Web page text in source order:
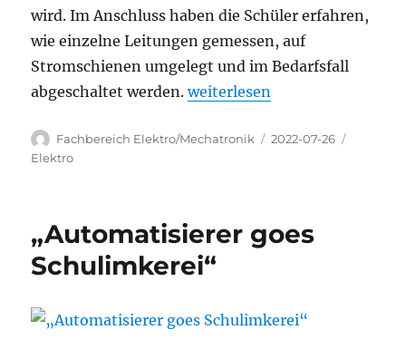
wird. Im Anschluss haben die Schüler erfahren,
wie einzelne Leitungen gemessen, auf
Stromschienen umgelegt und im Bedarfsfall
abgeschaltet werden.„EEG12B hochelektrisiert –
weiterlesen
Autor
Fachbereich Elektro/Mechatronik
Veröffentlicht
2022-07-26
Elektro
„Automatisierer goes
Schulimkerei“